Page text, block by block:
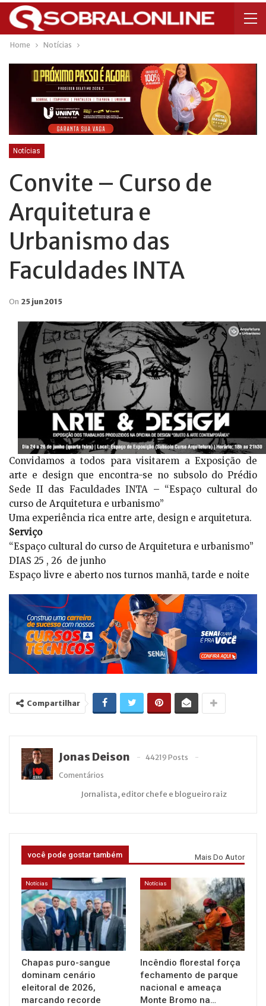
Home Notícias
Notícias
Convite – Curso de
Arquitetura e
Urbanismo das
Faculdades INTA
On 25 jun 2015
Convidamos a todos para visitarem a Exposição de
arte e design que encontra-se no subsolo do Prédio
Sede II das Faculdades INTA – “Espaço cultural do
curso de Arquitetura e urbanismo”
Uma experiência rica entre arte, design e arquitetura.
Serviço
“Espaço cultural do curso de Arquitetura e urbanismo”
DIAS 25 , 26 de junho
Espaço livre e aberto nos turnos manhã, tarde e noite
Compartilhar
Jonas Deison
44219 Posts
Comentários
Jornalista, editor chefe e blogueiro raiz
você pode gostar também Mais Do Autor
Notícias
Chapas puro-sangue
dominam cenário
eleitoral de 2026,
marcando recorde
Notícias
Incêndio florestal força
fechamento de parque
nacional e ameaça
Monte Bromo na…